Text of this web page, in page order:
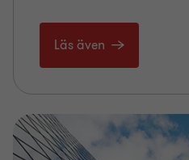
Läs även